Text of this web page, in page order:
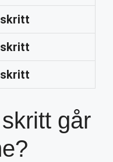
skritt
skritt
skritt
går